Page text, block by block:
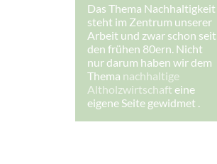
Das Thema Nachhaltigkeit
steht im Zentrum unserer
Arbeit und zwar schon seit
den frühen 80ern. Nicht
nur darum haben wir dem
Thema nachhaltige
Altholzwirtschaft eine
eigene Seite gewidmet .